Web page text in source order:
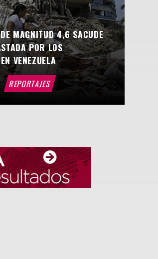
MAGNITUD 4,6 SACUDE
POR LOS
VENEZUELA
REPORTAJES